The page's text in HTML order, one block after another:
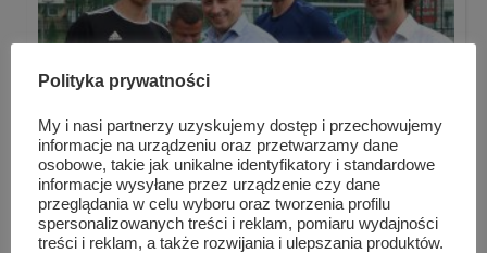
„Uliczne chłopaki” zwycięzcami Wakacyj...
Polityka prywatności
My i nasi partnerzy uzyskujemy dostęp i przechowujemy
informacje na urządzeniu oraz przetwarzamy dane
osobowe, takie jak unikalne identyfikatory i standardowe
informacje wysyłane przez urządzenie czy dane
przeglądania w celu wyboru oraz tworzenia profilu
spersonalizowanych treści i reklam, pomiaru wydajności
treści i reklam, a także rozwijania i ulepszania produktów.